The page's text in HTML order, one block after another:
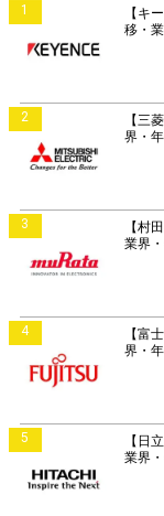
1
【キ
移・
2
【三
界・
3
【村
業界
4
【富
界・
5
【日
業界